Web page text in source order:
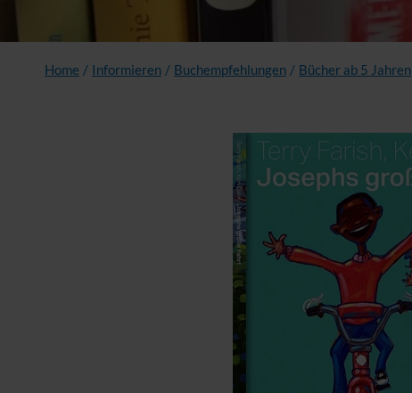
Home / Informieren / Buchempfehlungen / Bücher ab 5 Jahren